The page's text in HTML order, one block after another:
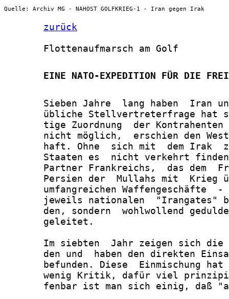
Quelle: Archiv MG - NAHOST GOLFKRIEG-1 - Iran gegen Irak
zurück
       Flottenaufmarsch am Golf
EINE NATO-EXPEDITION FÜR DIE